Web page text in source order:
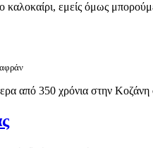
εμείς όμως
από 350 χρόνια στην